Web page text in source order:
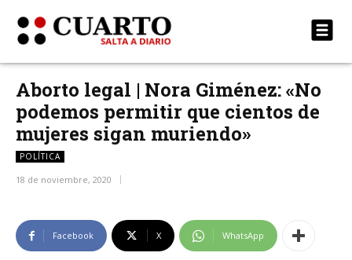
Aborto legal | Nora Giménez: «No
podemos permitir que cientos de
mujeres sigan muriendo»
POLÍTICA
18 de noviembre, 2020
Facebook X WhatsApp